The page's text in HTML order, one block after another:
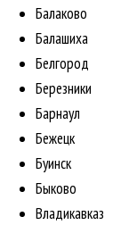
Балаково
Балашиха
Белгород
Березники
Барнаул
Бежецк
Буинск
Быково
Владикавказ